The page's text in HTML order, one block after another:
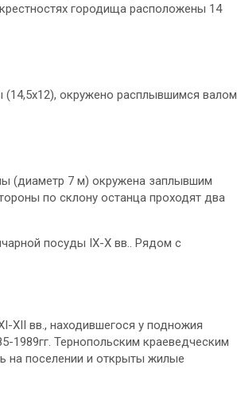
городища расположены 14
окружено расплывшимся валом
(диаметр 7 м) окружена заплывшим
по склону останца проходят два
посуды IX-X вв.. Рядом с
XII вв., находившегося у подножия
1989гг. Тернопольским краеведческим
на поселении и открыты жилые